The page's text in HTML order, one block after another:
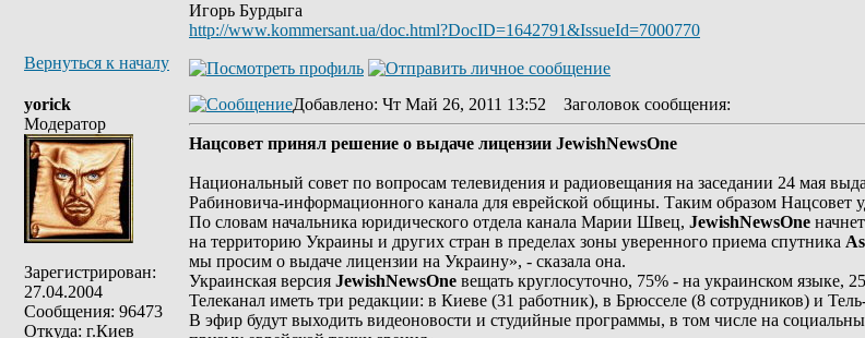
Игорь Бурдыга
http://www.kommersant.ua/doc.html?DocID=1642791&IssueId=7000770
Вернуться к началу
yorick
Модератор
Зарегистрирован:
27.04.2004
Сообщения: 96473
Откуда: г.Киев
Добавлено: Чт Май 26, 2011 13:52 Заголовок сообщения:
Нацсовет принял решение о выдаче лицензии JewishNewsOne
Национальный совет по вопросам телевидения и радиовещания на заседании 24 мая
Рабиновича-информационного канала для еврейской общины. Таким образом Нацсовет
По словам начальника юридического отдела канала Марии Швец, JewishNewsOne
на территорию Украины и других стран в пределах зоны уверенного приема спутника
мы просим о выдаче лицензии на Украину», - сказала она.
Украинская версия JewishNewsOne вещать круглосуточно, 75% - на украинском языке,
Телеканал иметь три редакции: в Киеве (31 работник), в Брюсселе (8 сотрудников) и
В эфир будут выходить видеоновости и студийные программы, в том числе на